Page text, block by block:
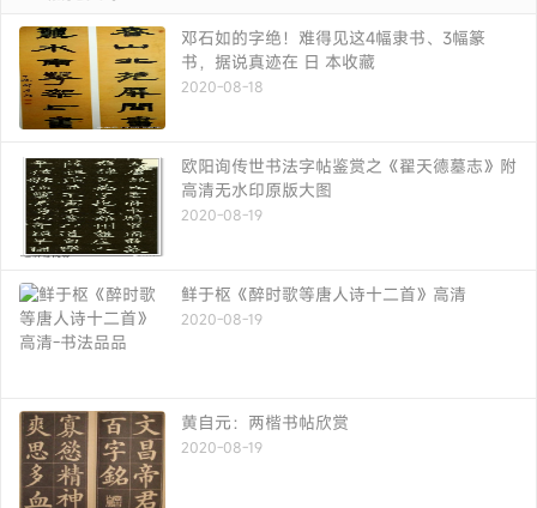
邓石如的字绝！难得见这4幅隶书、3幅篆
书，据说真迹在 日 本收藏
2020-08-18
欧阳询传世书法字帖鉴赏之《翟天德墓志》附
高清无水印原版大图
2020-08-19
鲜于枢《醉时歌等唐人诗十二首》高清
2020-08-19
黄自元：两楷书帖欣赏
2020-08-19